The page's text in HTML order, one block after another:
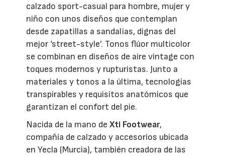
calzado sport-casual para hombre, mujer y
niño con unos diseños que contemplan
desde zapatillas a sandalias, dignas del
mejor ‘street-style’. Tonos flúor multicolor
se combinan en diseños de aire vintage con
toques modernos y rupturistas. Junto a
materiales y tonos a la última, tecnologías
transpirables y requisitos anatómicos que
garantizan el confort del pie.
Nacida de la mano deXti Footwear,
compañía de calzado y accesorios ubicada
en Yecla (Murcia), también creadora de las